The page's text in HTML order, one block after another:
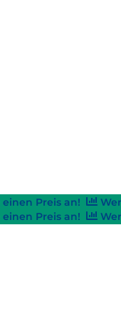
Preis an!
Preis an!